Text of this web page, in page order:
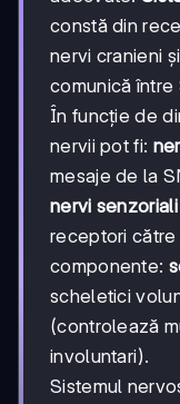
constă din
nervi cranieni
comunică între
În funcție de
nervii pot fi:
mesaje de la
nervi
receptori către
componente:
scheletici
(controlează
involuntari).
Sistemul